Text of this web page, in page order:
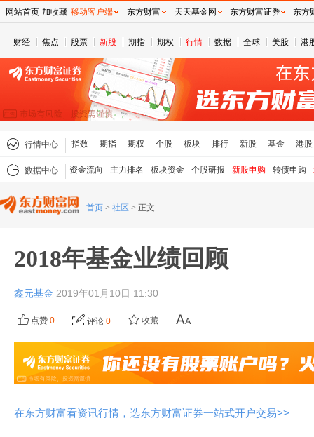
财经 焦点 股票 新股 期指 期权 行情 数据 全球 美股 港
行情中心 指数 期指 期权 个股 板块 排行 新股 基金 港股
数据中心 资金流向 主力排名 板块资金 个股研报 新股申购 转债申购
首页 > 社区 > 正文
2018年基金业绩回顾
鑫元基金 2019年01月10日 11:30
点赞 0 评论 0 收藏
在东方财富看资讯行情，选东方财富证券一站式开户交易>>
网站首页 加收藏 移动客户端 东方财富 天天基金网 东方财富证券 东方